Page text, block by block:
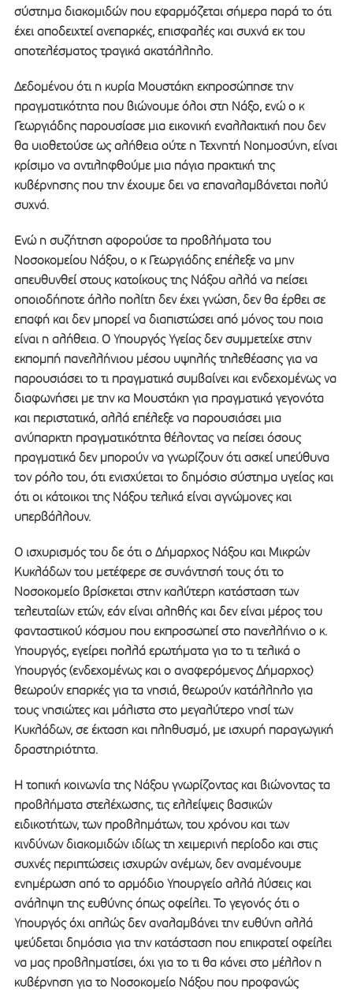
σύστημα διακομιδών που εφαρμόζεται σήμερα παρά το ότι
έχει αποδειχτεί ανεπαρκές, επισφαλές και συχνά εκ του
αποτελέσματος τραγικά ακατάλληλο.
Δεδομένου ότι η κυρία Μουστάκη εκπροσώπησε την
πραγματικότητα που βιώνουμε όλοι στη Νάξο, ενώ ο κ
Γεωργιάδης παρουσίασε μια εικονική εναλλακτική που δεν
θα υιοθετούσε ως αλήθεια ούτε η Τεχνητή Νοημοσύνη, είναι
κρίσιμο να αντιληφθούμε μια πάγια πρακτική της
κυβέρνησης που την έχουμε δει να επαναλαμβάνεται πολύ
συχνά.
Ενώ η συζήτηση αφορούσε τα προβλήματα του
Νοσοκομείου Νάξου, ο κ Γεωργιάδης επέλεξε να μην
απευθυνθεί στους κατοίκους της Νάξου αλλά να πείσει
οποιοδήποτε άλλο πολίτη δεν έχει γνώση, δεν θα έρθει σε
επαφή και δεν μπορεί να διαπιστώσει από μόνος του ποια
είναι η αλήθεια. Ο Υπουργός Υγείας δεν συμμετείχε στην
εκπομπή πανελλήνιου μέσου υψηλής τηλεθέασης για να
παρουσιάσει το τι πραγματικά συμβαίνει και ενδεχομένως να
διαφωνήσει με την κα Μουστάκη για πραγματικά γεγονότα
και περιστατικά, αλλά επέλεξε να παρουσιάσει μια
ανύπαρκτη πραγματικότητα θέλοντας να πείσει όσους
πραγματικά δεν μπορούν να γνωρίζουν ότι ασκεί υπεύθυνα
τον ρόλο του, ότι ενισχύεται το δημόσιο σύστημα υγείας και
ότι οι κάτοικοι της Νάξου τελικά είναι αγνώμονες και
υπερβάλλουν.
Ο ισχυρισμός του δε ότι ο Δήμαρχος Νάξου και Μικρών
Κυκλάδων του μετέφερε σε συνάντησή τους ότι το
Νοσοκομείο βρίσκεται στην καλύτερη κατάσταση των
τελευταίων ετών, εάν είναι αληθής και δεν είναι μέρος του
φανταστικού κόσμου που εκπροσωπεί στο πανελλήνιο ο κ.
Υπουργός, εγείρει πολλά ερωτήματα για το τι τελικά ο
Υπουργός (ενδεχομένως και ο αναφερόμενος Δήμαρχος)
θεωρούν επαρκές για τα νησιά, θεωρούν κατάλληλο για
τους νησιώτες και μάλιστα στο μεγαλύτερο νησί των
Κυκλάδων, σε έκταση και πληθυσμό, με ισχυρή παραγωγική
δραστηριότητα.
Η τοπική κοινωνία της Νάξου γνωρίζοντας και βιώνοντας τα
προβλήματα στελέχωσης, τις ελλείψεις βασικών
ειδικοτήτων, των προβλημάτων, του χρόνου και των
κινδύνων διακομιδών ιδίως τη χειμερινή περίοδο και στις
συχνές περιπτώσεις ισχυρών ανέμων, δεν αναμένουμε
ενημέρωση από το αρμόδιο Υπουργείο αλλά λύσεις και
ανάληψη της ευθύνης όπως οφείλει. Το γεγονός ότι ο
Υπουργός όχι απλώς δεν αναλαμβάνει την ευθύνη αλλά
ψεύδεται δημόσια για την κατάσταση που επικρατεί οφείλει
να μας προβληματίσει, όχι για το τι θα κάνει στο μέλλον η
κυβέρνηση για το Νοσοκομείο Νάξου που προφανώς